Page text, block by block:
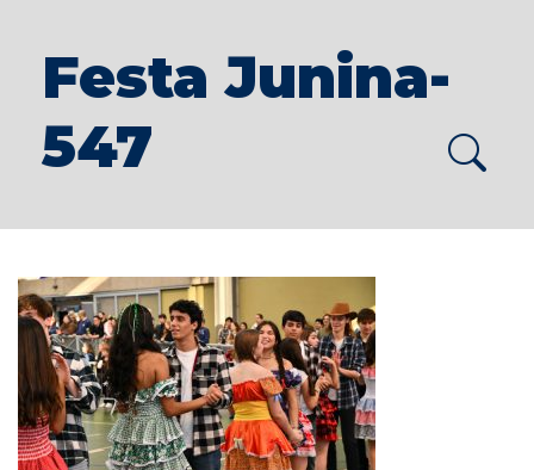
Festa Junina-
547